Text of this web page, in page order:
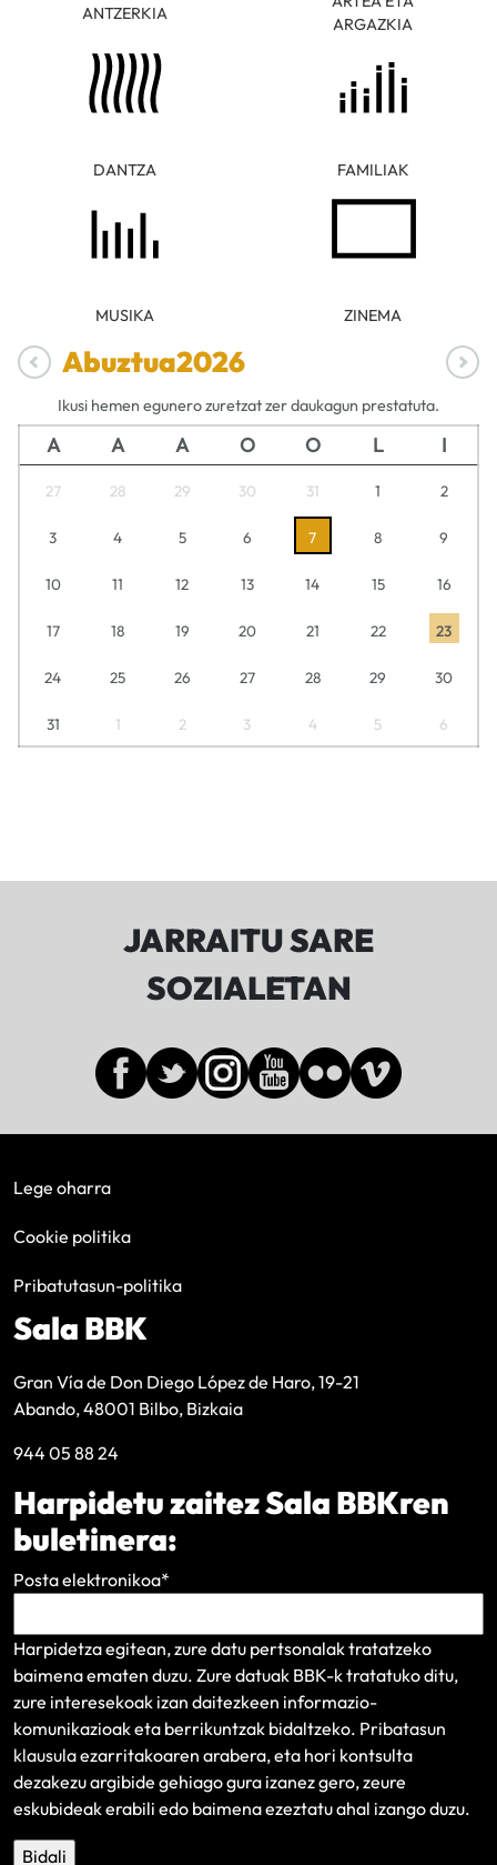
ANTZERKIA
ARGAZKIA
DANTZA FAMILIAK
MUSIKA ZINEMA
Abuztua2026
Ikusi hemen egunero zuretzat zer daukagun prestatuta.
A A A O O L I
27 28 29 30 31 1 2
3 4 5 6 7 8 9
10 11 12 13 14 15 16
17 18 19 20 21 22 23
24 25 26 27 28 29 30
31 1 2 3 4 5 6
JARRAITU SARE
SOZIALETAN
Lege oharra
Cookie politika
Pribatutasun-politika
Sala BBK
Gran Vía de Don Diego López de Haro, 19-21
Abando, 48001 Bilbo, Bizkaia
944 05 88 24
Harpidetu zaitez Sala BBKren
buletinera:
Posta elektronikoa*
Harpidetza egitean, zure datu pertsonalak tratatzeko
baimena ematen duzu. Zure datuak BBK-k tratatuko ditu,
zure interesekoak izan daitezkeen informazio-
komunikazioak eta berrikuntzak bidaltzeko. Pribatasun
klausulaezarritakoaren arabera, eta hori kontsulta
dezakezu argibide gehiago gura izanez gero, zeure
eskubideak erabili edo baimena ezeztatu ahal izango duzu.